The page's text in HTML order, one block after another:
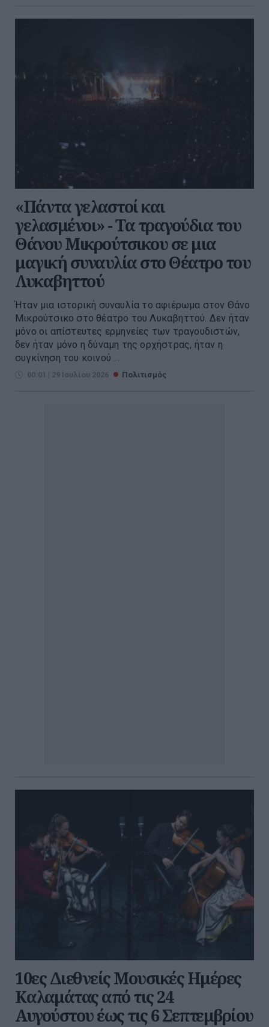
«Πάντα γελαστοί και
γελασμένοι» - Τα τραγούδια του
Θάνου Μικρούτσικου σε μια
μαγική συναυλία στο Θέατρο του
Λυκαβηττού
Ήταν μια ιστορική συναυλία το αφιέρωμα στον Θάνο
Μικρούτσικο στο θέατρο του Λυκαβηττού. Δεν ήταν
μόνο οι απίστευτες ερμηνείες των τραγουδιστών,
δεν ήταν μόνο η δύναμη της ορχήστρας, ήταν η
συγκίνηση του κοινού ...
00:01 | 29 Ιουλίου 2026 Πολιτισμός
10ες Διεθνείς Μουσικές Ημέρες
Καλαμάτας από τις 24
Αυγούστου έως τις 6 Σεπτεμβρίου